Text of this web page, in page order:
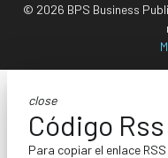
© 2026 BPS Business
close
Código Rss
Para copiar el enlace